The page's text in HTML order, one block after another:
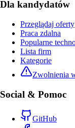
Dla kandydatów
Przeglądaj oferty
Praca zdalna
Popularne
Lista firm
Kategorie
Zwolnienia
Social & Pomoc
GitHub